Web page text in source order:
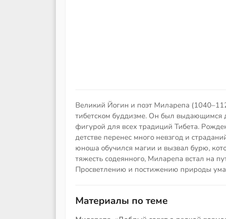
Великий Йогин и поэт Миларепа
тибетском буддизме. Он был выдающимся
фигурой для всех традиций Тибета.
детстве перенес много невзгод и
юноша обучился магии и вызвал бурю,
тяжесть содеянного, Миларепа встал на
Просветлению и постижению природы
Материалы по теме